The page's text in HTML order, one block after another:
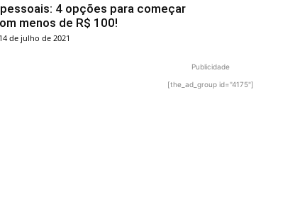
4 opções para começar
menos de R$ 100!
14 de julho de 2021
Publicidade
[the_ad_group id="4175"]